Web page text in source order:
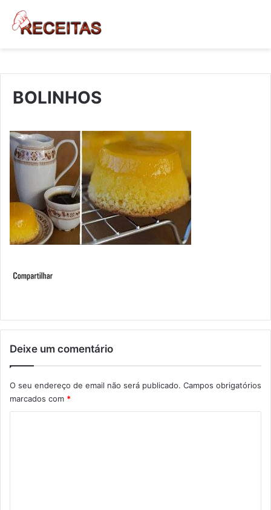
BOLINHOS
Deixe um comentário
O seu endereço de email não será publicado. Campos obrigatórios
marcados com *